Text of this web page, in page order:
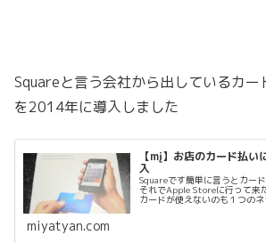
Squareと言う会社から出しているカー
を2014年に導入しました
【mį】お店のカード払
入
Squareです簡単に言うとカー
それでApple Storeに行って来
カードが使えないのも１つの
miyatyan.com